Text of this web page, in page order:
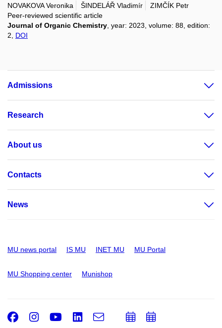
NOVAKOVA Veronika
ŠINDELÁŘ Vladimír
ZIMČÍK Petr
Peer-reviewed scientific article
Journal of Organic Chemistry , year: 2023, volume: 88, edition:
2, DOI
Admissions
Research
About us
Contacts
News
MU news portal IS MU INET MU MU Portal
MU Shopping center Munishop
Facebook
Instagram
Youtube
LinkedIn
e-
Email
AddAdd